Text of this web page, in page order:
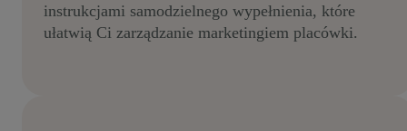
instrukcjami samodzielnego wypełnienia, które
ułatwią Ci zarządzanie marketingiem placówki.